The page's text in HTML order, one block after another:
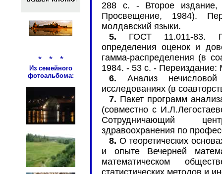
* * *
Из семейного
фотоальбома:
288 с. - Второе издание,
Просвещение, 1984).
молдавский языки.
5. ГОСТ 11.011-83.
определения оценок и
гамма-распределения (в
1984. - 53 с. - Переиздание:
6. Анализ нечисловой
исследованиях (в
7. Пакет программ
(совместно с
Сотрудничающий
здравоохранения по
8. О теоретических
и опыте Вечерней
математическом
статистических методов и